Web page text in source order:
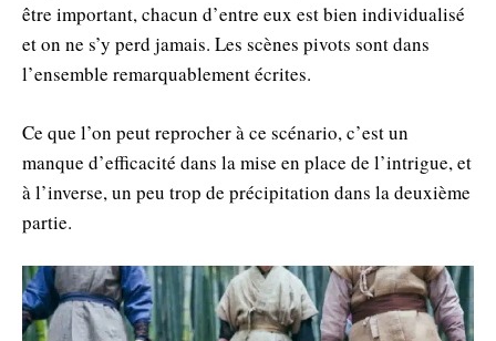
être important, chacun d’entre eux est bien individualisé
et on ne s’y perd jamais. Les scènes pivots sont dans
l’ensemble remarquablement écrites.
Ce que l’on peut reprocher à ce scénario, c’est un
manque d’efficacité dans la mise en place de l’intrigue, et
à l’inverse, un peu trop de précipitation dans la deuxième
partie.